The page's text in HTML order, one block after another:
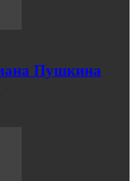
Пушкина